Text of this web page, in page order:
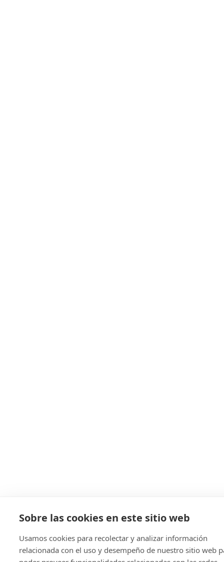
Sobre las cookies en este sitio web
Usamos cookies para recolectar y analizar información
relacionada con el uso y desempeño de nuestro sitio web